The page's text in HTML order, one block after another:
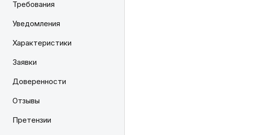
Требования
Уведомления
Характеристики
Заявки
Доверенности
Отзывы
Претензии